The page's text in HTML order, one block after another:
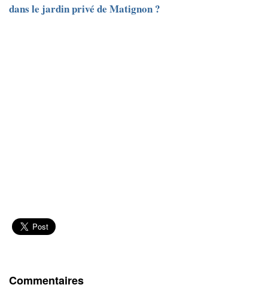
dans le jardin privé de Matignon ?
Commentaires